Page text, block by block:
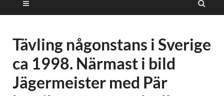
Tävling någonstans i Sverige
ca 1998. Närmast i bild
Jägermeister med Pär